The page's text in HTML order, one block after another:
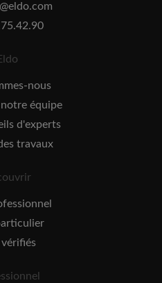
nous
notre équipe
d'experts
travaux